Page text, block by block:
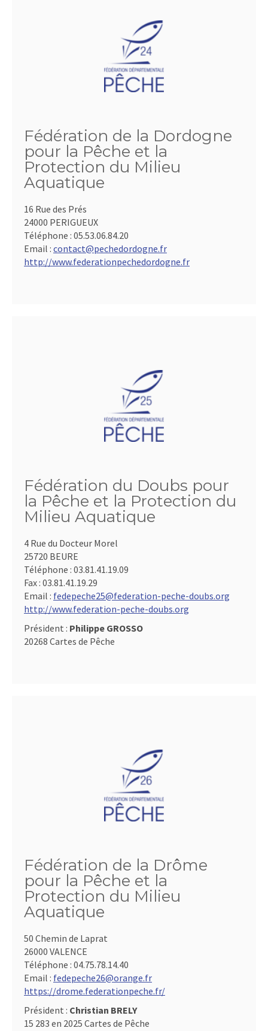
Fédération de la Dordogne
pour la Pêche et la
Protection du Milieu
Aquatique
16 Rue des Prés
24000 PERIGUEUX
Téléphone : 05.53.06.84.20
Email : contact@pechedordogne.fr
http://www.federationpechedordogne.fr
Fédération du Doubs pour
la Pêche et la Protection du
Milieu Aquatique
4 Rue du Docteur Morel
25720 BEURE
Téléphone : 03.81.41.19.09
Fax : 03.81.41.19.29
Email : fedepeche25@federation-peche-doubs.org
http://www.federation-peche-doubs.org
Président : Philippe GROSSO
20268 Cartes de Pêche
Fédération de la Drôme
pour la Pêche et la
Protection du Milieu
Aquatique
50 Chemin de Laprat
26000 VALENCE
Téléphone : 04.75.78.14.40
Email : fedepeche26@orange.fr
https://drome.federationpeche.fr/
Président : Christian BRELY
15 283 en 2025 Cartes de Pêche